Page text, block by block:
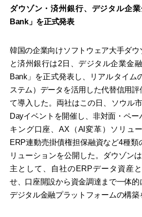
ダウゾン・済州銀行、デジタル企
Bank」を正式発表
韓国の企業向けソフトウェア大手ダウ
と済州銀行は2日、デジタル企業金
Bank」を正式発表し、リアルタイム
ステム）データを活用した代替信用
て導入した。両社はこの日、ソウル
Dayイベントを開催し、非対面・ペー
キング口座、AX（AI変革）ソリュ
ERP連動売掛債権担保融資など4種類
リューションを公開した。ダウゾン
主として、自社のERPデータ資産
せ、口座開設から資金調達まで一体
デジタル金融プラットフォームの構築